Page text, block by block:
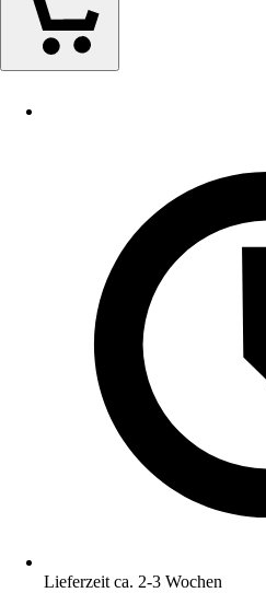
Lieferzeit ca. 2-3 Wochen